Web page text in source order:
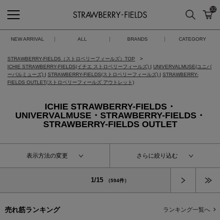
STRAWBERRY-FIELDS
検索 カ
32
NEW ARRIVAL ALL BRANDS CATEGORY
STRAWBERRY-FIELDS（ストロベリーフィールズ）TOP
ICHIE STRAWBERRY-FIELDS(イチエ ストロベリーフィールズ) | UNIVERVALMUSE(ユニバ
ーバルミューズ) | STRAWBERRY-FIELDS(ストロベリーフィールズ) | STRAWBERRY-
FIELDS OUTLET(ストロベリーフィールズ アウトレット)
ICHIE STRAWBERRY-FIELDS・
UNIVERVALMUSE・STRAWBERRY-FIELDS・
STRAWBERRY-FIELDS OUTLET
表示方法の変更 さらに絞り込む
1/15 （594件）
売れ筋ランキング ランキング一覧へ